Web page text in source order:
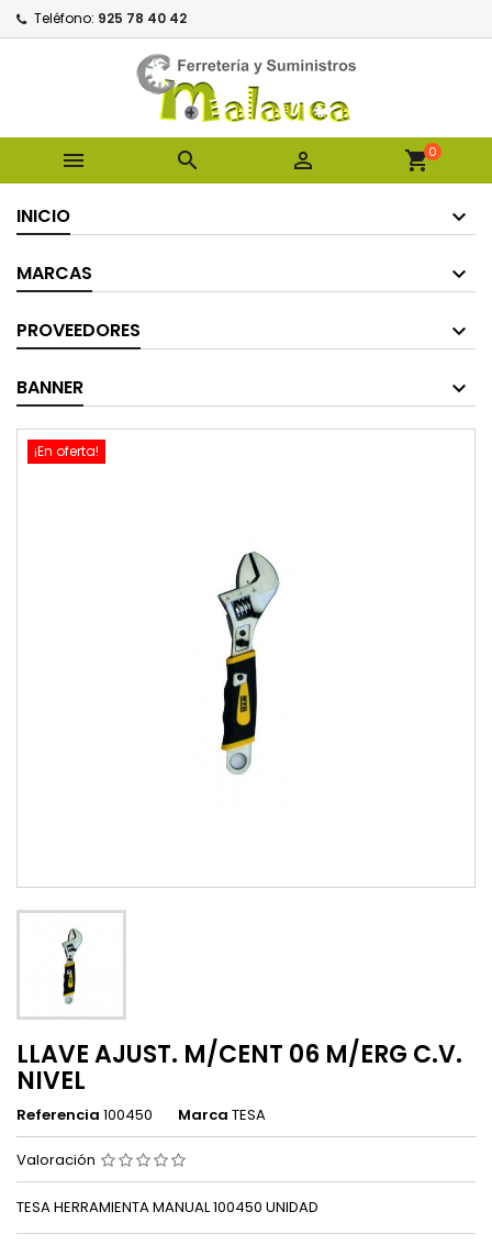
Teléfono: 925 78 40 42
   shopping_cart0
INICIO
MARCAS
PROVEEDORES
BANNER
¡En oferta!
LLAVE AJUST. M/CENT 06 M/ERG C.V.
NIVEL
Referencia 100450 Marca TESA
Valoración
TESA HERRAMIENTA MANUAL 100450 UNIDAD